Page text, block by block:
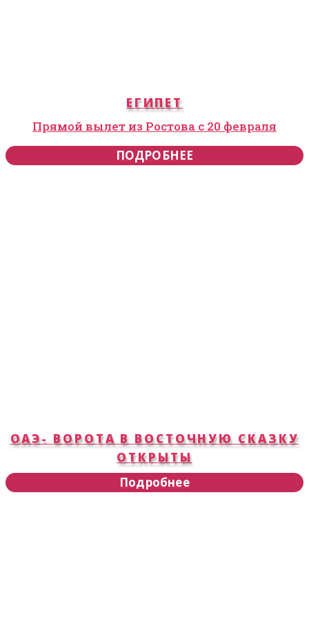
ЕГИПЕТ
Прямой вылет из Ростова с 20 февраля
ПОДРОБНЕЕ
ОАЭ- ВОРОТА В ВОСТОЧНУЮ СКАЗКУ
ОТКРЫТЫ
Подробнее